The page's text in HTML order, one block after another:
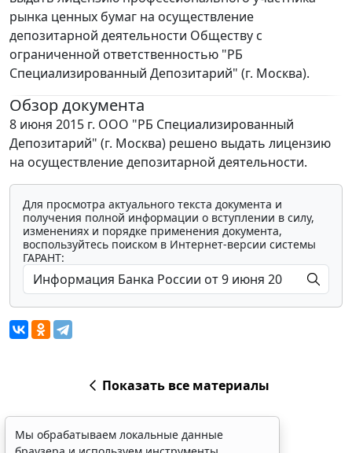
рынка ценных бумаг на осуществление
депозитарной деятельности Обществу с
ограниченной ответственностью "РБ
Специализированный Депозитарий" (г. Москва).
Обзор документа
8 июня 2015 г. ООО "РБ Специализированный
Депозитарий" (г. Москва) решено выдать лицензию
на осуществление депозитарной деятельности.
Для просмотра актуального текста документа и
получения полной информации о вступлении в силу,
изменениях и порядке применения документа,
воспользуйтесь поиском в Интернет-версии системы
ГАРАНТ:
Показать все материалы
Мы обрабатываем локальные данные